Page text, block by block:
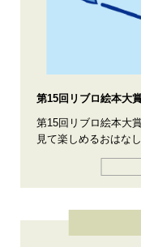
第15回リブロ絵本大
第15回リブロ絵本大
見て楽しめるおはな